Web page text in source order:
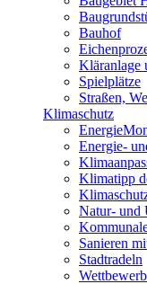
Bauhof
Kläranlage
Spielplätze
Straßen,
Klimaschutz
Energie-
Klimatipp
Natur- und
Sanieren
Stadtradeln